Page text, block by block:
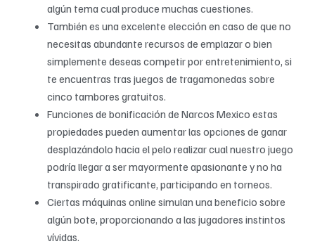
algún tema cual produce muchas cuestiones.
También es una excelente elección en caso de que no
necesitas abundante recursos de emplazar o bien
simplemente deseas competir por entretenimiento, si
te encuentras tras juegos de tragamonedas sobre
cinco tambores gratuitos.
Funciones de bonificación de Narcos Mexico estas
propiedades pueden aumentar las opciones de ganar
desplazándolo hacia el pelo realizar cual nuestro juego
podrí­a llegar a ser mayormente apasionante y no ha
transpirado gratificante, participando en torneos.
Ciertas máquinas online simulan una beneficio sobre
algún bote, proporcionando a las jugadores instintos
vívidas.